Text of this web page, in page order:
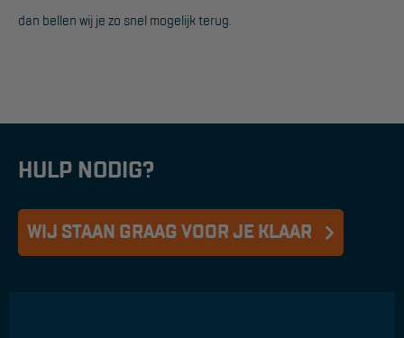
dan bellen wij je zo snel mogelijk terug.
HULP NODIG?
WIJ STAAN GRAAG VOOR JE KLAAR